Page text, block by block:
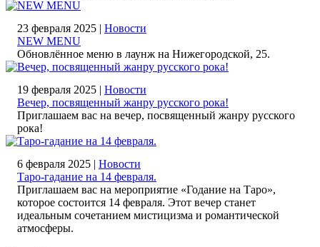
23 февраля 2025 | Новости
NEW MENU
Обновлённое меню в лаунж на Нижегородской, 25.
19 февраля 2025 | Новости
Вечер, посвященный жанру русского рока!
Приглашаем вас на вечер, посвященный жанру русского
рока!
6 февраля 2025 | Новости
Таро-гадание на 14 февраля.
Приглашаем вас на мероприятие «Годание на Таро»,
которое состоится 14 февраля. Этот вечер станет
идеальным сочетанием мистицизма и романтической
атмосферы.